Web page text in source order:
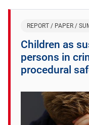
REPORT / PAPER /
Children as
persons in
procedural